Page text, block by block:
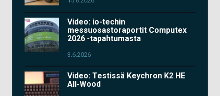
Video: io-techin
messuosastoraportit Computex
2026 -tapahtumasta
3.6.2026
Video: Testissä Keychron K2 HE
All-Wood